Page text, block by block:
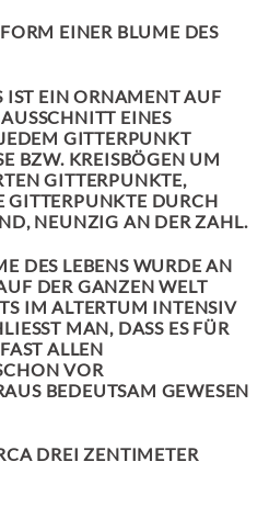
EINER BLUME DES
IST EIN ORNAMENT AUF
EINES
GITTERPUNKT
BZW. KREISBÖGEN UM
GITTERPUNKTE,
GITTERPUNKTE DURCH
NEUNZIG AN DER ZAHL.
DES LEBENS WURDE AN
DER GANZEN WELT
IM ALTERTUM INTENSIV
MAN, DASS ES FÜR D
ALLEN K
VOR J
BEDEUTSAM GEWESEN S
DREI ZENTIMETER